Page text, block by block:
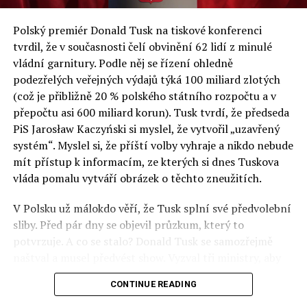
a východní Evropě.
Otázky spojené s vývojem umělé inteligence budou na
fóru AI zvláště diskutovanou oblastí. Fórum AI bude
zahrnovat vyhrazenou tematickou trať skládající se z
panelů, prezentací, workshopů a speciálních akcí.
Budou diskutovány klíčové otázky vlivu umělé
inteligence ve společnosti, ale i v sektoru veřejných a
komerčních služeb. Budou se diskutovat problémy a
výzvy, kterým bude muset trh čelit tváří v tvář zásadním
technologickým změnám. Účastníci fóra také zváží, do
technologií umělé inteligence v mnoha oblastech života
umožní Evropské unii obnovit konkurenceschopnost ve
vztahu ke globálním ekonomikám a nutnosti zajistit
Polský premiér Donald Tusk na tiskové konferenci
tvrdil, že v současnosti čelí obvinění 62 lidí z minulé
vládní garnitury. Podle něj se řízení ohledně
podezřelých veřejných výdajů týká 100 miliard zlotých
(což je přibližně 20 % polského státního rozpočtu a v
přepočtu asi 600 miliard korun). Tusk tvrdí, že předseda
PiS Jarosław Kaczyński si myslel, že vytvořil „uzavřený
systém“. Myslel si, že příští volby vyhraje a nikdo nebude
mít přístup k informacím, ze kterých si dnes Tuskova
vláda pomalu vytváří obrázek o těchto zneužitích.
V Polsku už málokdo věří, že Tusk splní své předvolební
sliby. Před pár dny se objevil průzkum, který to
potvrzuje. A co se stalo? Donald Tusk se samozřejmě
před kamerami podepsali dohodu o stíhání členů PiS, a
ti poslušně ono divadlo předvedli. Andrzej Domański
CONTINUE READING